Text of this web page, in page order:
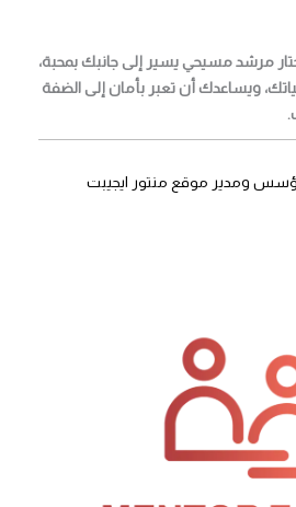
مرشد مسيحي يسير إلى جانبك بمحبة،
ويساعدك أن تعبر بأمان إلى الضفة
ومدير موقع منتور ايجيبت